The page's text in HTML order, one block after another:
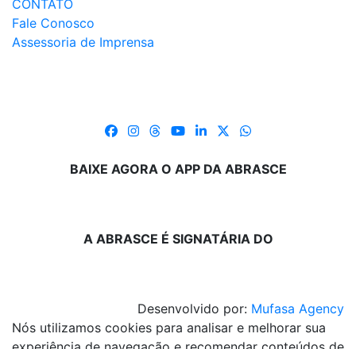
CONTATO
Fale Conosco
Assessoria de Imprensa
BAIXE AGORA O APP DA ABRASCE
A ABRASCE É SIGNATÁRIA DO
Desenvolvido por: Mufasa Agency
Nós utilizamos cookies para analisar e melhorar sua